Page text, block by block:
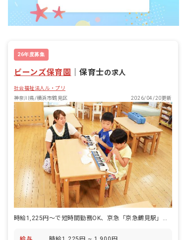
26年度募集
ビーンズ保育園 ｜保育士の求人
社会福祉法人ル・プリ
神奈川県/横浜市鶴見区
2026/04/20更新
時給1,225円～で短時間勤務OK、京急「京急鶴見駅」徒歩3分です。